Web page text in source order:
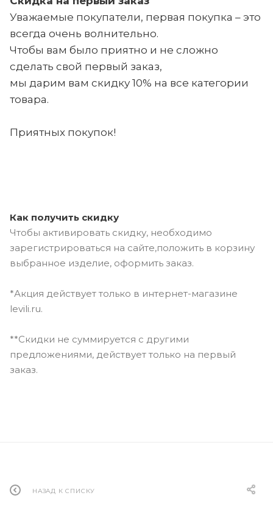
Уважаемые покупатели, первая покупка – это
всегда очень волнительно.
Чтобы вам было приятно и не сложно
сделать свой первый заказ,
мы дарим вам скидку 10% на все категории
товара.
Приятных покупок!
Как получить скидку
Чтобы активировать скидку, необходимо
зарегистрироваться на сайте,положить в корзину
выбранное изделие, оформить заказ.
*Акция действует только в интернет-магазине
levili.ru.
**Скидки не суммируется с другими
предложениями, действует только на первый
заказ.
НАЗАД К СПИСКУ